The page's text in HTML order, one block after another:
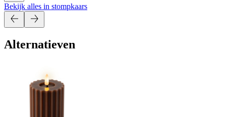
Bekijk alles in stompkaars
Alternatieven